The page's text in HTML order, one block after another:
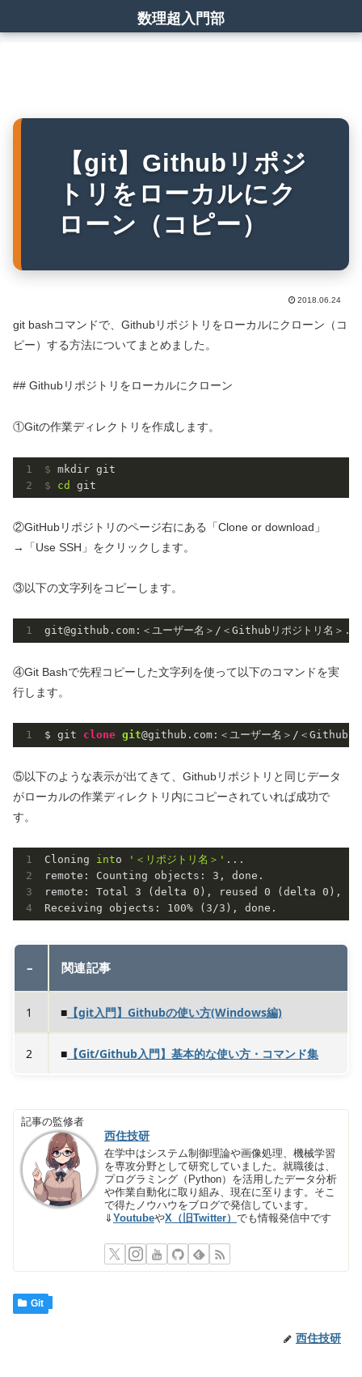
数理超入門部
【git】Githubリポジ
トリをローカルにク
ローン（コピー）
2018.06.24
git bashコマンドで、Githubリポジトリをローカルにクローン（コ
ピー）する方法についてまとめました。
## Githubリポジトリをローカルにクローン
①Gitの作業ディレクトリを作成します。
$ mkdir git
$
cd git
②GitHubリポジトリのページ右にある「Clone or download」
→「Use SSH」をクリックします。
③以下の文字列をコピーします。
git@github .com :＜ユーザー名＞/＜Githubリポジトリ名＞
④Git Bashで先程コピーした文字列を使って以下のコマンドを実
行します。
$ git clone git@github.com:＜ユーザー名＞/＜Github
⑤以下のような表示が出てきて、Githubリポジトリと同じデータ
がローカルの作業ディレクトリ内にコピーされていれば成功で
す。
Cloning into '＜リポジトリ名＞' ...
remote: Counting objects: 3 , done.
remote: Total 3 (delta 0 ), reused 0 (delta 0 ),
Receiving objects: 100% ( 3/3 ), done.
– 関連記事
1 ■ 【git入門】Githubの使い方(Windows編)
2 ■ 【Git/Github入門】基本的な使い方・コマンド集
記事の監修者
西住技研
在学中はシステム制御理論や画像処理、機械学習
を専攻分野として研究していました。就職後は、
プログラミング（Python）を活用したデータ分析
や作業自動化に取り組み、現在に至ります。そこ
で得たノウハウをブログで発信しています。
⇓ YoutubeやX（旧Twitter）でも情報発信中です
Git
西住技研